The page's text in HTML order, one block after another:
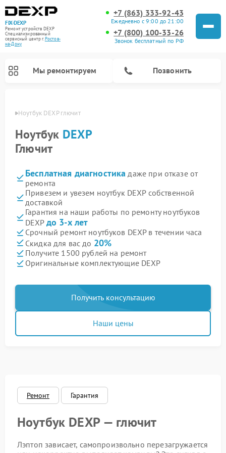
FIX-DEXP
Ремонт устройств DEXP
Специализированный
cервисный центр г.Ростов-
на-Дону
+7 (863) 333-92-43
Ежедневно с 9:00 до 21:00
+7 (800) 100-33-26
Звонок бесплатный по РФ
Мы ремонтируем Позвонить
Ноутбук DEXP глючит
Ноутбук DEXP
Глючит
Бесплатная диагностика даже при отказе от
ремонта
Привезем и увезем ноутбук DEXP собственной
доставкой
Гарантия на наши работы по ремонту ноутбуков
DEXP до 3-х лет
Срочный ремонт ноутбуков DEXP в течении часа
Скидка для вас до 20%
Получите 1500 рублей на ремонт
Оригинальные комплектующие DEXP
Получить консультацию
Наши цены
Ремонт Гарантия
Ноутбук DEXP — глючит
Лэптоп зависает, самопроизвольно перезагружается